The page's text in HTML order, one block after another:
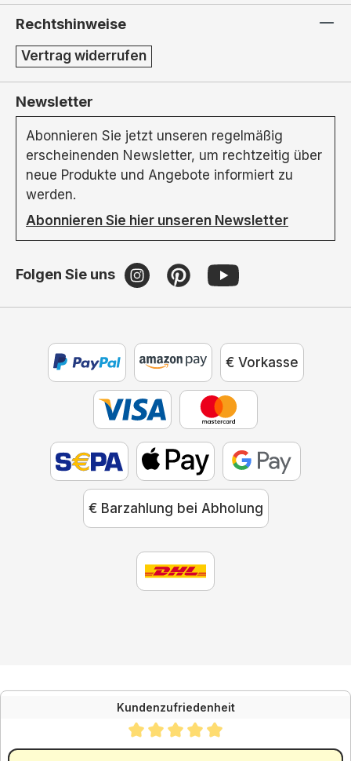
Rechtshinweise
Vertrag widerrufen
Newsletter
Abonnieren Sie jetzt unseren regelmäßig
erscheinenden Newsletter, um rechtzeitig über
neue Produkte und Angebote informiert zu
werden.
Abonnieren Sie hier unseren Newsletter
Folgen Sie uns
€ Vorkasse
€ Barzahlung bei Abholung
Kundenzufriedenheit
Durchschnittliche Bewertung von 4.88 von 5 Sternen
SEHR GUT